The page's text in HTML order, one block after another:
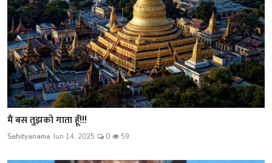
मैं बस तुझको गाता हूँ!!!
Sahityanama Jun 14, 2025 0 59